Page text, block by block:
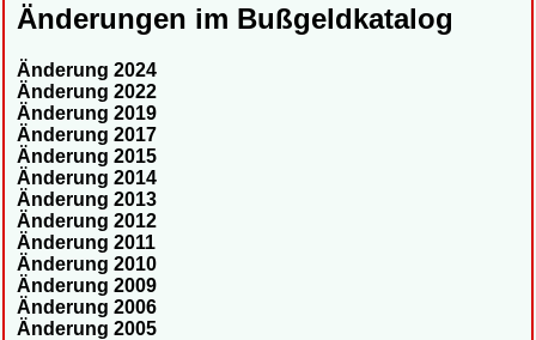
Änderungen im Bußgeldkatalog
Änderung 2024
Änderung 2022
Änderung 2019
Änderung 2017
Änderung 2015
Änderung 2014
Änderung 2013
Änderung 2012
Änderung 2011
Änderung 2010
Änderung 2009
Änderung 2006
Änderung 2005